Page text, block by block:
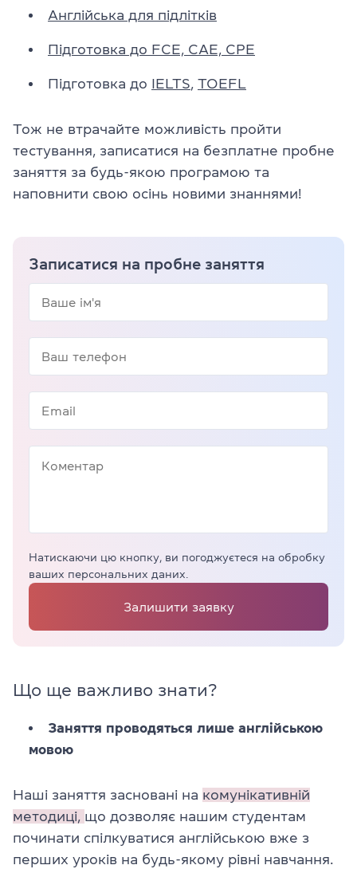
Англійська для підлітків
Підготовка до FCE, CAE, CPE
Підготовка до IELTS, TOEFL
Тож не втрачайте можливість пройти
тестування, записатися на безплатне пробне
заняття за будь-якою програмою та
наповнити свою осінь новими знаннями!
Записатися на пробне заняття
Натискаючи цю кнопку, ви погоджуєтеся на обробку
ваших персональних даних.
Залишити заявку
Що ще важливо знати?
Заняття проводяться лише англійською
мовою
Наші заняття засновані на комунікативній
методиці, що дозволяє нашим студентам
починати спілкуватися англійською вже з
перших уроків на будь-якому рівні навчання.